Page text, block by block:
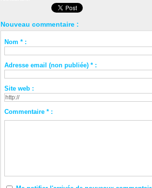
Nouveau commentaire :
Nom * :
Adresse email (non publiée) * :
Site web :
Commentaire * :